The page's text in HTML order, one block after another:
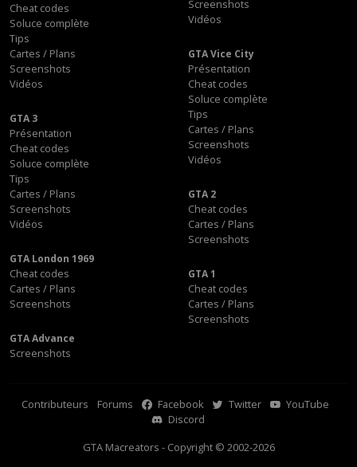
Screenshots
Vidéos
Cheat codes
Soluce complète
Tips
Cartes / Plans
Screenshots
Vidéos
GTA Vice City
Présentation
Cheat codes
Soluce complète
Tips
Cartes / Plans
Screenshots
Vidéos
GTA 3
Présentation
Cheat codes
Soluce complète
Tips
Cartes / Plans
Screenshots
Vidéos
GTA 2
Cheat codes
Cartes / Plans
Screenshots
GTA London 1969
Cheat codes
Cartes / Plans
Screenshots
GTA 1
Cheat codes
Cartes / Plans
Screenshots
GTA Advance
Screenshots
Contributeurs Forums Facebook Twitter
YouTube
Discord
GTA Macreators - Copyright © 2002-2026